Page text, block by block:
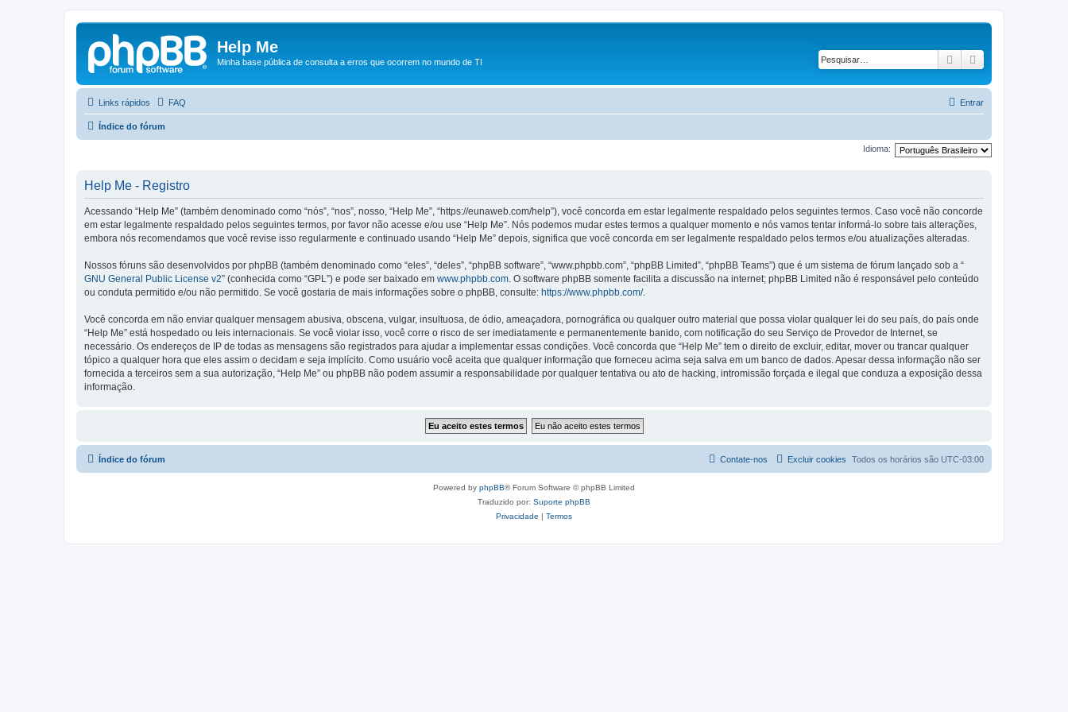
Help Me
Minha base pública de consulta a erros que ocorrem no mundo de TI Pesquisar
Links rápidos FAQ Entrar
Índice do fórum
Idioma:
Help Me - Registro
Acessando “Help Me” (também denominado como “nós”, “nos”, nosso, “Help Me”, “https://eunaweb.com/help”), você concorda em estar legalmente respaldado pelos seguintes termos. Caso você não concorde
em estar legalmente respaldado pelos seguintes termos, por favor não acesse e/ou use “Help Me”. Nós podemos mudar estes termos a qualquer momento e nós vamos tentar informá-lo sobre tais alterações,
embora nós recomendamos que você revise isso regularmente e continuado usando “Help Me” depois, significa que você concorda em ser legalmente respaldado pelos termos e/ou atualizações alteradas.
Nossos fóruns são desenvolvidos por phpBB (também denominado como “eles”, “deles”, “phpBB software”, “www.phpbb.com”, “phpBB Limited”, “phpBB Teams”) que é um sistema de fórum lançado sob a “
GNU General Public License v2” (conhecida como “GPL”) e pode ser baixado em www.phpbb.com. O software phpBB somente facilita a discussão na internet; phpBB Limited não é responsável pelo conteúdo
ou conduta permitido e/ou não permitido. Se você gostaria de mais informações sobre o phpBB, consulte: https://www.phpbb.com/.
Você concorda em não enviar qualquer mensagem abusiva, obscena, vulgar, insultuosa, de ódio, ameaçadora, pornográfica ou qualquer outro material que possa violar qualquer lei do seu país, do país onde
“Help Me” está hospedado ou leis internacionais. Se você violar isso, você corre o risco de ser imediatamente e permanentemente banido, com notificação do seu Serviço de Provedor de Internet, se
necessário. Os endereços de IP de todas as mensagens são registrados para ajudar a implementar essas condições. Você concorda que “Help Me” tem o direito de excluir, editar, mover ou trancar qualquer
tópico a qualquer hora que eles assim o decidam e seja implícito. Como usuário você aceita que qualquer informação que forneceu acima seja salva em um banco de dados. Apesar dessa informação não ser
fornecida a terceiros sem a sua autorização, “Help Me” ou phpBB não podem assumir a responsabilidade por qualquer tentativa ou ato de hacking, intromissão forçada e ilegal que conduza a exposição dessa
informação.
Índice do fórum Todos os horários são UTC-03:00
Excluir cookies
Contate-nos
Powered by phpBB® Forum Software © phpBB Limited
Traduzido por: Suporte phpBB
Privacidade | Termos